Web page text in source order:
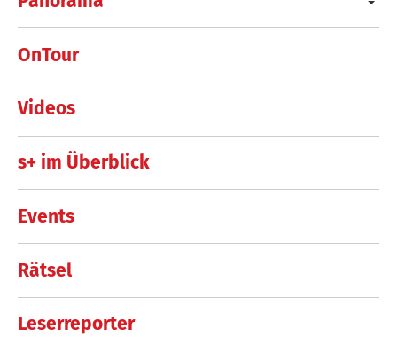
OnTour
Videos
s+ im Überblick
Events
Rätsel
Leserreporter